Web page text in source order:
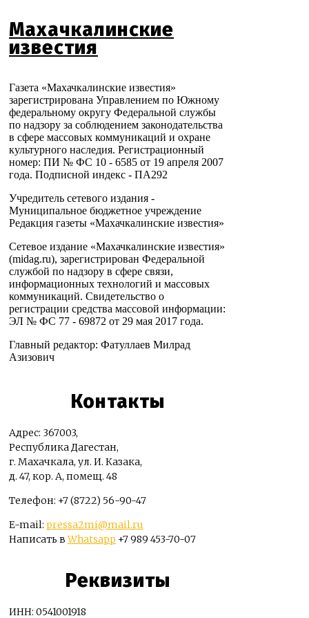
Махачкалинские
известия
Газета «Махачкалинские известия»
зарегистрирована Управлением по Южному
федеральному округу Федеральной службы
по надзору за соблюдением законодательства
в сфере массовых коммуникаций и охране
культурного наследия. Регистрационный
номер: ПИ № ФС 10 - 6585 от 19 апреля 2007
года. Подписной индекс - ПА292
Учредитель сетевого издания -
Муниципальное бюджетное учреждение
Редакция газеты «Махачкалинские известия»
Сетевое издание «Махачкалинские известия»
(midag.ru), зарегистрирован Федеральной
службой по надзору в сфере связи,
информационных технологий и массовых
коммуникаций. Свидетельство о
регистрации средства массовой информации:
ЭЛ № ФС 77 - 69872 от 29 мая 2017 года.
Главный редактор: Фатуллаев Милрад
Азизович
Контакты
Адрес: 367003,
Республика Дагестан,
г. Махачкала, ул. И. Казака,
д. 47, кор. А, помещ. 48
Телефон: +7 (8722) 56-90-47
E-mail: pressa2mi@mail.ru
Написать вWhatsapp +7 989 453-70-07
Реквизиты
ИНН: 0541001918